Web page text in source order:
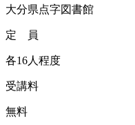
大分県点字図書館
定 員
各16人程度
受講料
無料